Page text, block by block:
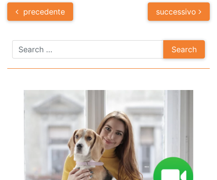
Post
navigation
precedente successivo